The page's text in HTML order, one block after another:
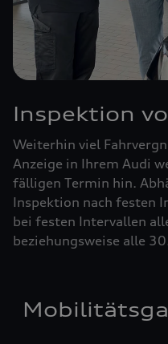
Inspektion
Weiterhin viel
Anzeige in Ihrem Audi
fälligen Termin hin.
Inspektion nach festen
bei festen Intervallen
beziehungsweise alle